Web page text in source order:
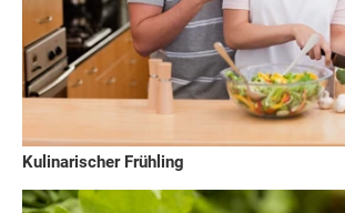
Kulinarischer Frühling